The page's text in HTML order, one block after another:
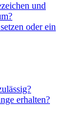
und
oder ein
erhalten?